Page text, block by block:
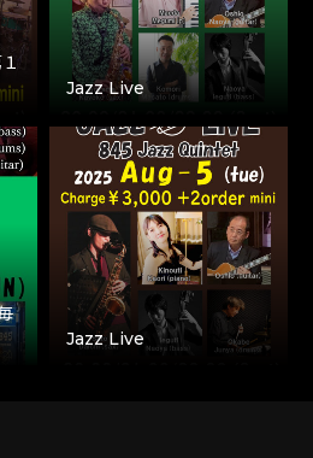
Jazz Live
Jazz Live